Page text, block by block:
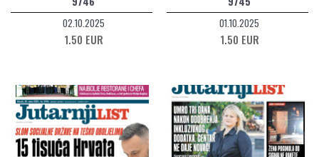
02.10.2025
1.50 EUR
01.10.2025
1.50 EUR